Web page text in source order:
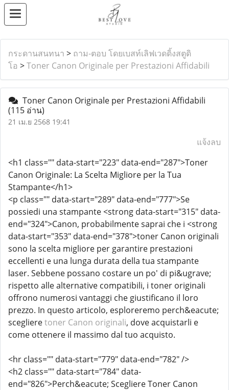
กระดานสนทนา > ถาม-ตอบ โดยเบสท์เลิฟเวดดิ้งสตูดิ
โอ >Toner Canon Originale per Prestazioni Affidabili
Toner Canon Originale per Prestazioni Affidabili
(115 อ่าน)
21 เม.ย 2568 19:41
แจ้งลบ
<h1 class="" data-start="223" data-end="287">Toner
Canon Originale: La Scelta Migliore per la Tua
Stampante</h1>
<p class="" data-start="289" data-end="777">Se
possiedi una stampante <strong data-start="315" data-
end="324">Canon, probabilmente saprai che i <strong
data-start="353" data-end="378">toner Canon originali
sono la scelta migliore per garantire prestazioni
eccellenti e una lunga durata della tua stampante
laser. Sebbene possano costare un po' di pi&ugrave;
rispetto alle alternative compatibili, i toner originali
offrono numerosi vantaggi che giustificano il loro
prezzo. In questo articolo, esploreremo perch&eacute;
sceglieretoner Canon originali, dove acquistarli e
come ottenere il massimo dal tuo acquisto.
<hr class="" data-start="779" data-end="782" />
<h2 class="" data-start="784" data-
end="826">Perch&eacute; Scegliere Toner Canon